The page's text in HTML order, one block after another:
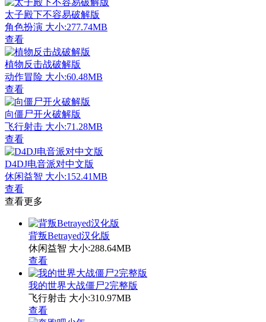
太子殿下不容易破解版
角色扮演 大小:277.74MB
查看
植物反击战破解版
动作冒险 大小:60.48MB
查看
向僵尸开火破解版
飞行射击 大小:71.28MB
查看
D4DJ电音派对中文版
休闲益智 大小:152.41MB
查看
查看更多
背叛Betrayed汉化版
休闲益智 大小:288.64MB
查看
我的世界大战僵尸2完整版
飞行射击 大小:310.97MB
查看